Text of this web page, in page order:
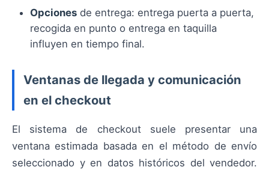
Opciones de entrega: entrega puerta a puerta,
recogida en punto o entrega en taquilla
influyen en tiempo final.
Ventanas de llegada y comunicación
en el checkout
El sistema de checkout suele presentar una
ventana estimada basada en el método de envío
seleccionado y en datos históricos del vendedor.